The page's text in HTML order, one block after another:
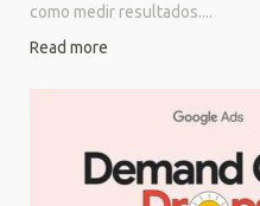
como medir resultados....
Read more